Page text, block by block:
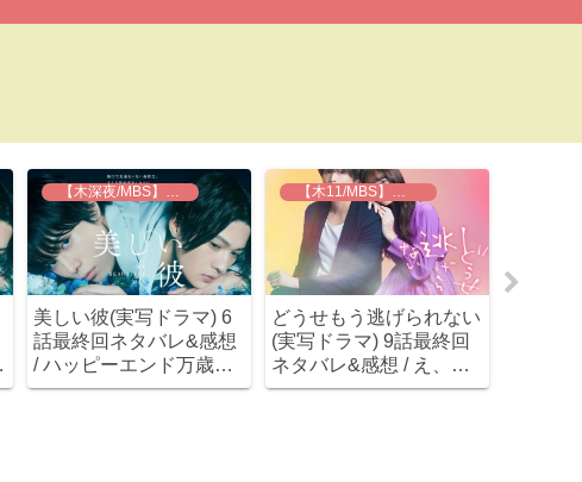
【木深夜/MBS】美しい彼
美しい彼(実写ドラマ) 6
話最終回ネタバレ&感想
/ ハッピーエンド万歳！
予想より刺激的なラスト
【木11/MBS】どうせもう逃げられない
どうせもう逃げられない
(実写ドラマ) 9話最終回
ネタバレ&感想 / え、最
後は霊が出てきて拓己の